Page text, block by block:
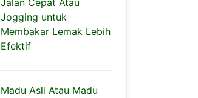
Jalan Cepat Atau
Jogging untuk
Membakar Lemak Lebih
Efektif
Madu Asli Atau Madu